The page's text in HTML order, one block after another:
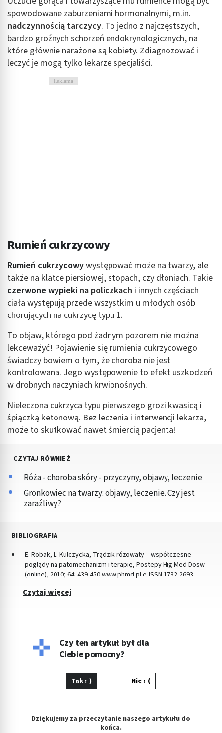
spowodowane zaburzeniami hormonalnymi, m.in.
nadczynnością tarczycy. To jedno z najczęstszych,
bardzo groźnych schorzeń endokrynologicznych, na
które głównie narażone są kobiety. Zdiagnozować i
leczyć je mogą tylko lekarze specjaliści.
Reklama
Rumień cukrzycowy
Rumień cukrzycowywystępować może na twarzy, ale
także na klatce piersiowej, stopach, czy dłoniach. Takie
czerwone wypieki na policzkach i innych częściach
ciała występują przede wszystkim u młodych osób
chorujących na cukrzycę typu 1.
To objaw, którego pod żadnym pozorem nie można
lekceważyć! Pojawienie się rumienia cukrzycowego
świadczy bowiem o tym, że choroba nie jest
kontrolowana. Jego występowenie to efekt uszkodzeń
w drobnych naczyniach krwionośnych.
Nieleczona cukrzyca typu pierwszego grozi kwasicą i
śpiączką ketonową. Bez leczenia i interwencji lekarza,
może to skutkować nawet śmiercią pacjenta!
CZYTAJ RÓWNIEŻ
Róża - choroba skóry - przyczyny, objawy, leczenie
Gronkowiec na twarzy: objawy, leczenie. Czy jest
zaraźliwy?
BIBLIOGRAFIA
E. Robak, L. Kulczycka, Trądzik różowaty – współczesne
poglądy na patomechanizm i terapię, Postepy Hig Med Dosw
(online), 2010; 64: 439-450 www.phmd.pl e-ISSN 1732-2693.
Czytaj więcej
Czy ten artykuł był dla
Ciebie pomocny?
Tak :-) Nie :-(
Dziękujemy za przeczytanie naszego artykułu do
końca.